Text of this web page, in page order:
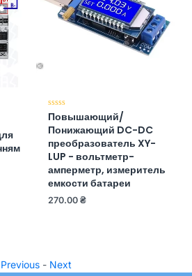
Оценка
0
из
5
Повышающий/
Понижающий DC-DC
преобразователь XY-
LUP - вольтметр-
амперметр, измеритель
емкости батареи
270.00 ₴
Previous - Next